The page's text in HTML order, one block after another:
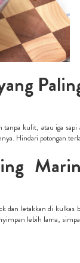
tanpa kulit, atau iga
Hindari potongan
dan letakkan di
lebih lama,